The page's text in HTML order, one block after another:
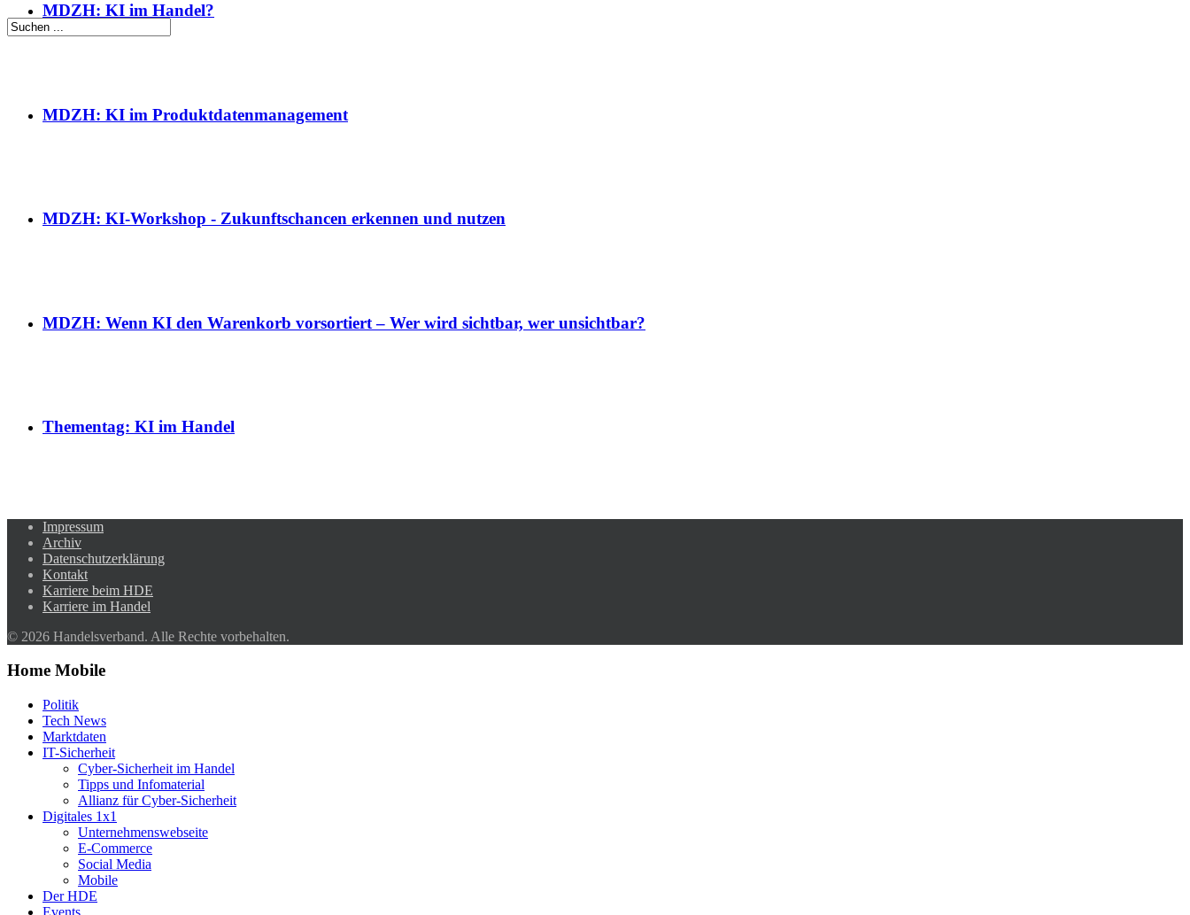
MDZH: KI im Handel?
MDZH: KI im Produktdatenmanagement
MDZH: KI-Workshop - Zukunftschancen erkennen und nutzen
MDZH: Wenn KI den Warenkorb vorsortiert – Wer wird sichtbar, wer unsichtbar?
Thementag: KI im Handel
Impressum
Archiv
Datenschutzerklärung
Kontakt
Karriere beim HDE
Karriere im Handel
© 2026 Handelsverband. Alle Rechte vorbehalten.
Home Mobile
Politik
Tech News
Marktdaten
IT-Sicherheit
Cyber-Sicherheit im Handel
Tipps und Infomaterial
Allianz für Cyber-Sicherheit
Digitales 1x1
Unternehmenswebseite
E-Commerce
Social Media
Mobile
Der HDE
Events